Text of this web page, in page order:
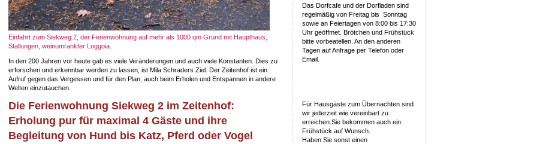
Einfahrt zum Siekweg 2, der Ferienwohnung auf mehr als 1000 qm Grund mit Haupthaus,
Stallungen, weinumrankter Loggoia.
In den 200 Jahren vor heute gab es viele Veränderungen und auch viele Konstanten. Dies zu
erforschen und erkennbar werden zu lassen, ist Mila Schraders Ziel. Der Zeitenhof ist ein
Aufruf gegen das Vergessen und für den Plan, auch beim Erholen und Entspannen in andere
Welten einzutauchen.
Die Ferienwohnung Siekweg 2 im Zeitenhof:
Erholung pur für maximal 4 Gäste und ihre
Begleitung von Hund bis Katz, Pferd oder Vogel
Das Dorfcafe und der Dorfladen sind
regelmäßig von Freitag bis Sonntag
sowie an Feiertagen von 8:00 bis 17:30
Uhr geöffmet. Brötchen und Frühstück
bitte vorbeatellen. An den anderen
Tagen auf Anfrage per Telefon oder
Email.
Für Hausgäste zum Übernachten sind
wir jederzeit wie vereinbart zu
erreichen.Sie bekommen auch ein
Frühstück auf Wunsch.
Haben Sie sonst einen